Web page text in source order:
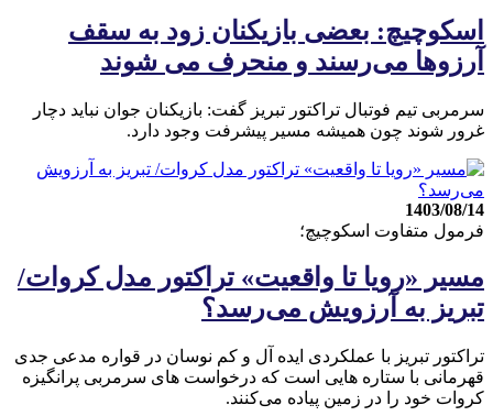
اسکوچیچ: بعضی بازیکنان زود به سقف
آرزوها می‌رسند و منحرف می شوند
سرمربی تیم فوتبال تراکتور تبریز گفت: بازیکنان جوان نباید دچار
غرور شوند چون همیشه مسیر پیشرفت وجود دارد.
1403/08/14
فرمول متفاوت اسکوچیچ؛
مسیر «رویا تا واقعیت» تراکتور مدل کروات/
تبریز به آرزویش می‌رسد؟
تراکتور تبریز با عملکردی ایده آل و کم نوسان در قواره مدعی جدی
قهرمانی با ستاره هایی است که درخواست های سرمربی پرانگیزه
کروات خود را در زمین پیاده می‌کنند.